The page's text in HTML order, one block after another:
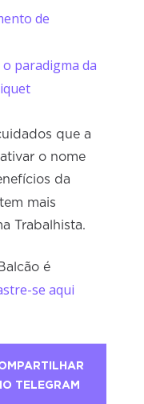
de
paradigma da
que a
o nome
da
mais
Trabalhista.
é
se aqui
TELEGRAM